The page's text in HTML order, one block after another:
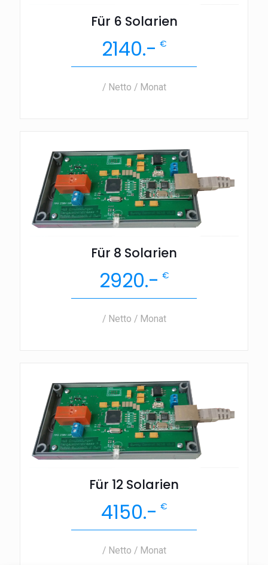
Für 6 Solarien
2140.- €
/ Netto / Monat
Für 8 Solarien
2920.- €
/ Netto / Monat
Für 12 Solarien
4150.- €
/ Netto / Monat